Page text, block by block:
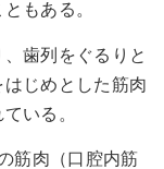
もある。
歯列をぐるりと
じめとした筋肉
いる。
筋肉（口腔内筋